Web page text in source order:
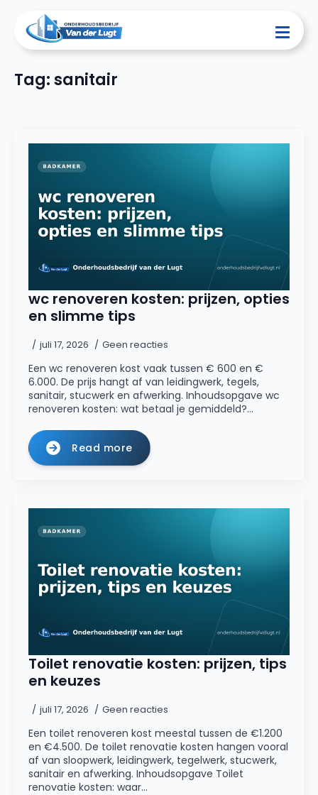
Tag:sanitair
wc renoveren kosten: prijzen, opties
en slimme tips
juli 17, 2026 Geen reacties
Een wc renoveren kost vaak tussen € 600 en €
6.000. De prijs hangt af van leidingwerk, tegels,
sanitair, stucwerk en afwerking. Inhoudsopgave wc
renoveren kosten: wat betaal je gemiddeld?…
Read more
Toilet renovatie kosten: prijzen, tips
en keuzes
juli 17, 2026 Geen reacties
Een toilet renoveren kost meestal tussen de €1.200
en €4.500. De toilet renovatie kosten hangen vooral
af van sloopwerk, leidingwerk, tegelwerk, stucwerk,
sanitair en afwerking. Inhoudsopgave Toilet
renovatie kosten: waar…